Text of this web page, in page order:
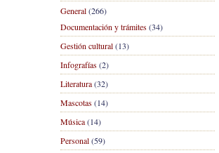
General(266)
Documentación y trámites(34)
Gestión cultural(13)
Infografías(2)
Literatura(32)
Mascotas(14)
Música(14)
Personal(59)